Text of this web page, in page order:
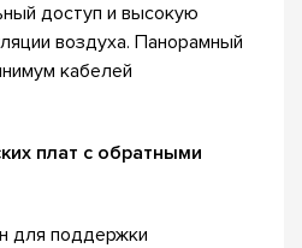
доступ и высокую
воздуха. Панорамный
кабелей
плат с обратными
для поддержки